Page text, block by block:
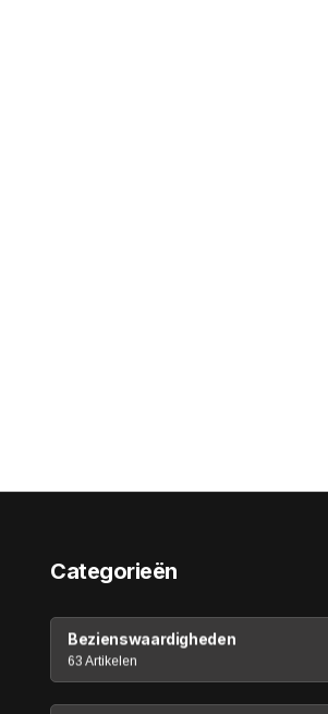
Categorieën
Bezienswaardigheden
63 Artikelen